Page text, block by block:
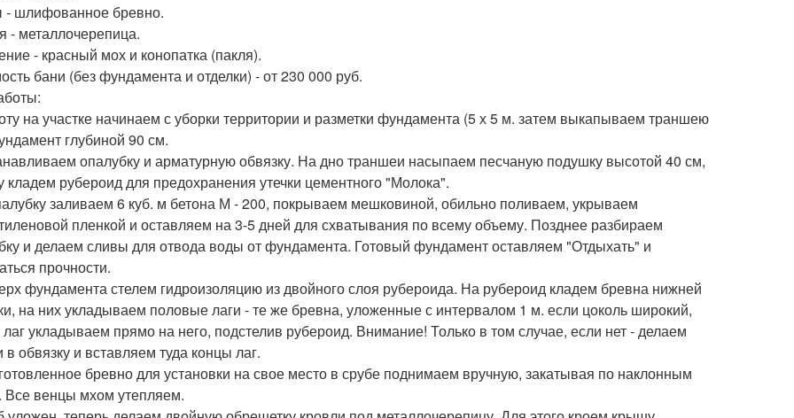
- шлифованное бревно.
- металлочерепица.
- красный мох и конопатка (пакля).
бани (без фундамента и отделки) - от 230 000 руб.
на участке начинаем с уборки территории и разметки фундамента (5 х 5 м. затем выкапываем траншею
глубиной 90 см.
опалубку и арматурную обвязку. На дно траншеи насыпаем песчаную подушку высотой 40 см,
кладем рубероид для предохранения утечки цементного "Молока".
заливаем 6 куб. м бетона М - 200, покрываем мешковиной, обильно поливаем, укрываем
пленкой и оставляем на 3-5 дней для схватывания по всему объему. Позднее разбираем
и делаем сливы для отвода воды от фундамента. Готовый фундамент оставляем "Отдыхать" и
прочности.
фундамента стелем гидроизоляцию из двойного слоя рубероида. На рубероид кладем бревна нижней
на них укладываем половые лаги - те же бревна, уложенные с интервалом 1 м. если цоколь широкий,
укладываем прямо на него, подстелив рубероид. Внимание! Только в том случае, если нет - делаем
в обвязку и вставляем туда концы лаг.
бревно для установки на свое место в срубе поднимаем вручную, закатывая по наклонным
Все венцы мхом утепляем.